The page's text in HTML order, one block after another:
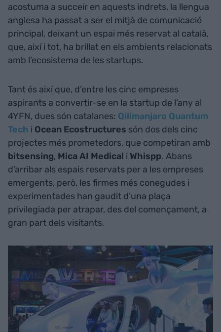
acostuma a succeir en aquests indrets, la llengua
anglesa ha passat a ser el mitjà de comunicació
principal, deixant un espai més reservat al català,
que, així i tot, ha brillat en els ambients relacionats
amb l’ecosistema de les startups.
Tant és així que, d’entre les cinc empreses
aspirants a convertir-se en la startup de l’any al
4YFN, dues són catalanes: Qilimanjaro Quantum
Tech i Ocean Ecostructures són dos dels cinc
projectes més prometedors, que competiran amb
bitsensing, Mica AI Medical i Whispp. Abans
d’arribar als espais reservats per a les empreses
emergents, però, les firmes més conegudes i
experimentades han gaudit d’una plaça
privilegiada per atrapar, des del començament, a
gran part dels visitants.